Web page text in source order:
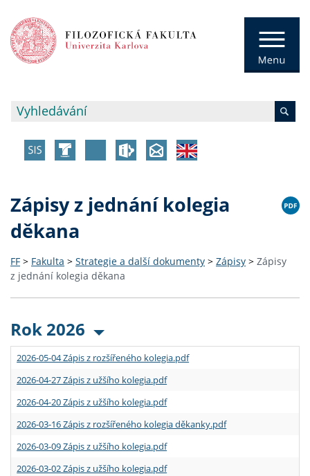
Zápisy z jednání kolegia
děkana
FF > Fakulta > Strategie a další dokumenty > Zápisy > Zápisy
z jednání kolegia děkana
Rok 2026
2026-05-04 Zápis z rozšířeného kolegia.pdf
2026-04-27 Zápis z užšího kolegia.pdf
2026-04-20 Zápis z užšího kolegia.pdf
2026-03-16 Zápis z rozšířeného kolegia děkanky.pdf
2026-03-09 Zápis z užšího kolegia.pdf
2026-03-02 Zápis z užšího kolegia.pdf